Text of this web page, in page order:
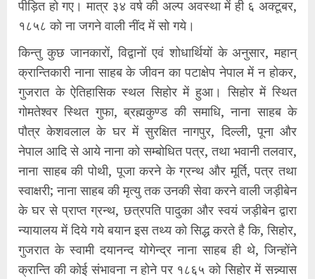
पीड़ित हो गए। मात्र ३४ वर्ष की अल्प अवस्था में ही ६ अक्टूबर,
१८५८ को ना जगने वाली नींद में सो गये।
किन्तु कुछ जानकारों, विद्वानों एवं शोधार्थियों के अनुसार, महान्
क्रान्तिकारी नाना साहब के जीवन का पटाक्षेप नेपाल में न होकर,
गुजरात के ऐतिहासिक स्थल सिहोर में हुआ। सिहोर में स्थित
गोमतेश्वर स्थित गुफा, ब्रह्मकुण्ड की समाधि, नाना साहब के
पौत्र केशवलाल के घर में सुरक्षित नागपुर, दिल्ली, पूना और
नेपाल आदि से आये नाना को सम्बोधित पत्र, तथा भवानी तलवार,
नाना साहब की पोथी, पूजा करने के ग्रन्थ और मूर्ति, पत्र तथा
स्वाक्षरी; नाना साहब की मृत्यु तक उनकी सेवा करने वाली जड़ीबेन
के घर से प्राप्त ग्रन्थ, छत्रपति पादुका और स्वयं जड़ीबेन द्वारा
न्यायालय में दिये गये बयान इस तथ्य को सिद्ध करते है कि, सिहोर,
गुजरात के स्वामी दयानन्द योगेन्द्र नाना साहब ही थे, जिन्होंने
क्रान्ति की कोई संभावना न होने पर १८६५ को सिहोर में सन्न्यास